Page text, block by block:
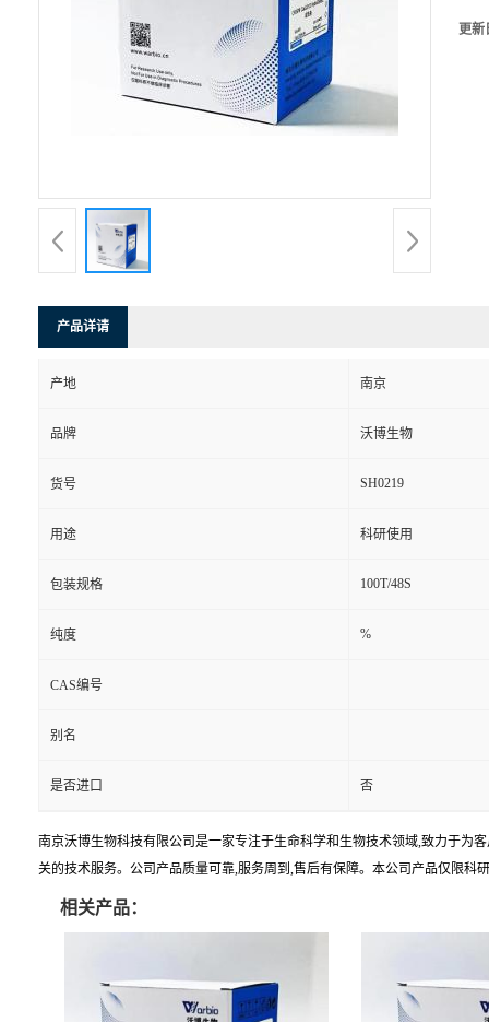
更新
产品详请
产地 南京
品牌 沃博生物
货号 SH0219
用途 科研使用
包装规格 100T/48S
纯度 %
CAS编号
别名
是否进口 否
南京沃博生物科技有限公司是一家专注于生命科学和生物技术领域,致力于为
关的技术服务。公司产品质量可靠,服务周到,售后有保障。本公司产品仅限科
相关产品：